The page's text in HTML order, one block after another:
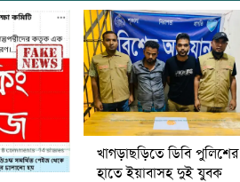
খাগড়াছড়িতে ডিবি পুলিশের
হাতে ইয়াবাসহ দুই যুবক